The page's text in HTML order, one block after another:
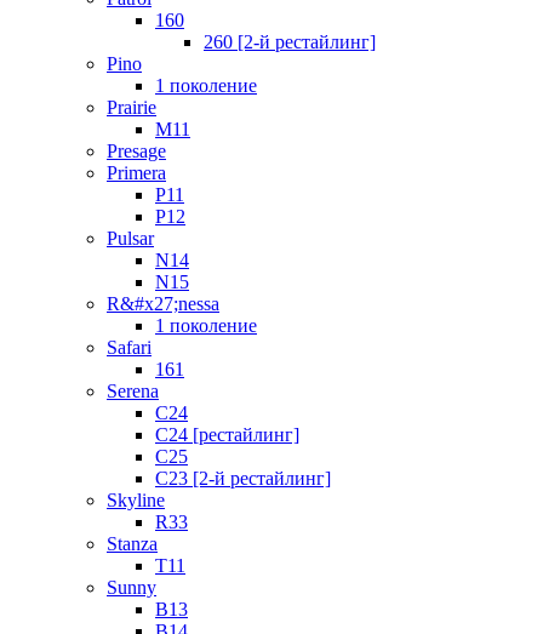
160
260 [2-й рестайлинг]
Pino
1 поколение
Prairie
M11
Presage
Primera
P11
P12
Pulsar
N14
N15
R&#x27;nessa
1 поколение
Safari
161
Serena
C24
C24 [рестайлинг]
C25
С23 [2-й рестайлинг]
Skyline
R33
Stanza
T11
Sunny
B13